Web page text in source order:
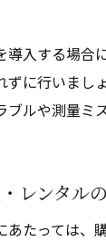
導入する場合
ずに行いまし
ブルや測量ミ
レンタル
あたっては、